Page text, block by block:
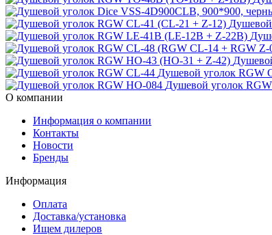
Душевой уголок RGW
Душевой уголок
О компании
Информация о компании
Контакты
Новости
Бренды
Информация
Оплата
Доставка/установка
Ищем дилеров